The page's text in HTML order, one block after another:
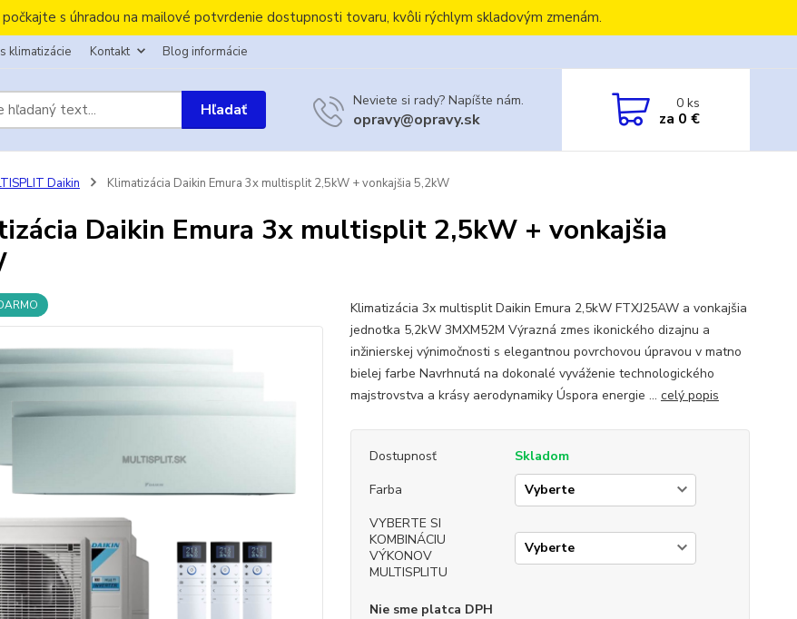
s úhradou na mailové potvrdenie dostupnosti tovaru, kvôli rýchlym skladovým zmenám.
klimatizácie Kontakt Blog informácie
Hľadať Neviete si rady? Napíšte nám.
opravy@opravy.sk
0ks
za 0 €
Daikin Klimatizácia Daikin Emura 3x multisplit 2,5kW + vonkajšia 5,2kW
Daikin Emura 3x multisplit 2,5kW + vonkajšia
Klimatizácia 3x multisplit Daikin Emura 2,5kW FTXJ25AW a vonkajšia
jednotka 5,2kW 3MXM52M Výrazná zmes ikonického dizajnu a
inžinierskej výnimočnosti s elegantnou povrchovou úpravou v matno
bielej farbe Navrhnutá na dokonalé vyváženie technologického
majstrovstva a krásy aerodynamiky Úspora energie ... celý popis
Dostupnosť
Skladom
Farba
VYBERTE SI
KOMBINÁCIU
VÝKONOV
MULTISPLITU
Nie sme platca DPH